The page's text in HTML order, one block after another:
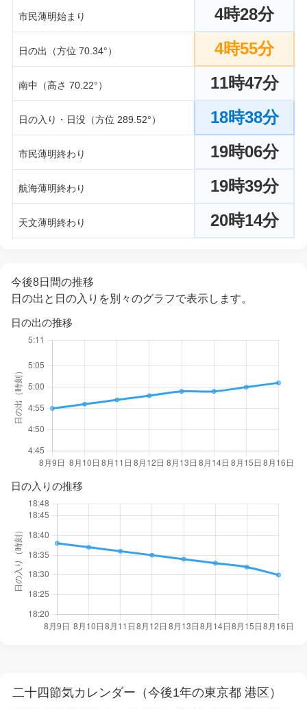
市民薄明始まり 4時28分
日の出（方位 70.34°） 4時55分
南中（高さ 70.22°） 11時47分
日の入り・日没（方位 289.52°） 18時38分
市民薄明終わり 19時06分
航海薄明終わり 19時39分
天文薄明終わり 20時14分
今後8日間の推移
日の出と日の入りを別々のグラフで表示します。
日の出の推移
日の入りの推移
二十四節気カレンダー（今後1年の東京都 港区）